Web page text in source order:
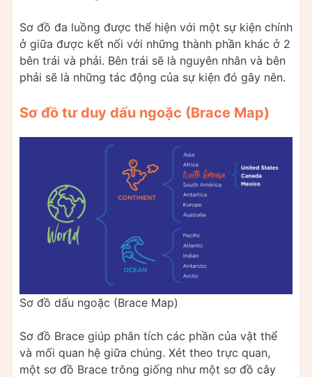
Sơ đồ đa luồng được thể hiện với một sự kiện chính
ở giữa được kết nối với những thành phần khác ở 2
bên trái và phải. Bên trái sẽ là nguyên nhân và bên
phải sẽ là những tác động của sự kiện đó gây nên.
Sơ đồ tư duy dấu ngoặc (Brace Map)
Sơ đồ dấu ngoặc (Brace Map)
Sơ đồ Brace giúp phân tích các phần của vật thể
và mối quan hệ giữa chúng. Xét theo trực quan,
một sơ đồ Brace trông giống như một sơ đồ cây